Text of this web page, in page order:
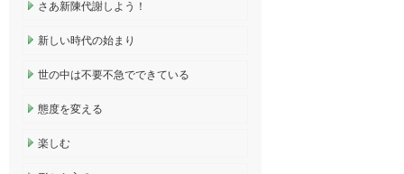
さあ新陳代謝しよう！
新しい時代の始まり
世の中は不要不急でできている
態度を変える
楽しむ